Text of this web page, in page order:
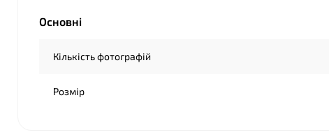
Основні
Кількість фотографій
Розмір